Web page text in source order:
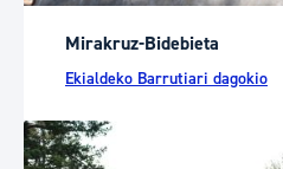
Mirakruz-Bidebieta
Ekialdeko Barrutiari dagokio